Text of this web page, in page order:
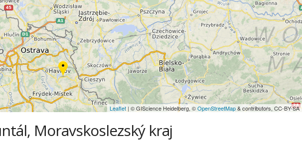
Leaflet | © GIScience Heidelberg, ©OpenStreetMap& contributors, CC-BY-SA
Moravskoslezský kraj